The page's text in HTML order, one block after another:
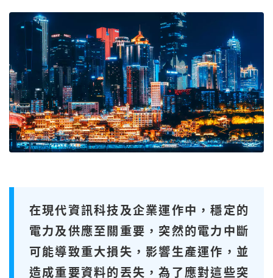
在現代資訊科技及企業運作中，穩定的
電力及供應至關重要，突然的電力中斷
可能導致重大損失，影響生產運作，並
造成重要資料的丟失，為了應對這些突